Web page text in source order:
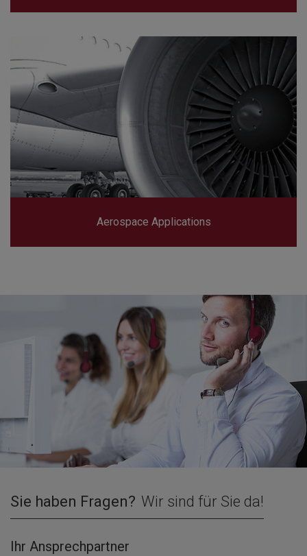
Aerospace Applications
Sie haben Fragen? Wir sind für Sie da!
Ihr Ansprechpartner